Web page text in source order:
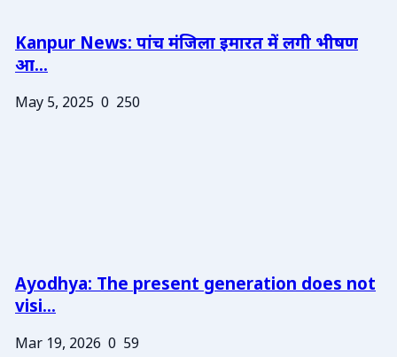
Kanpur News: पांच मंजिला इमारत में लगी भीषण
आ...
May 5, 2025 0 250
Ayodhya: The present generation does not
visi...
Mar 19, 2026 0 59